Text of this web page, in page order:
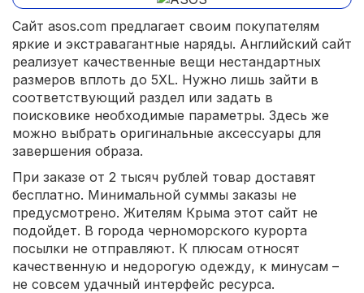
Сайт asos.com предлагает своим покупателям
яркие и экстравагантные наряды. Английский сайт
реализует качественные вещи нестандартных
размеров вплоть до 5XL. Нужно лишь зайти в
соответствующий раздел или задать в
поисковике необходимые параметры. Здесь же
можно выбрать оригинальные аксессуары для
завершения образа.
При заказе от 2 тысяч рублей товар доставят
бесплатно. Минимальной суммы заказы не
предусмотрено. Жителям Крыма этот сайт не
подойдет. В города черноморского курорта
посылки не отправляют. К плюсам относят
качественную и недорогую одежду, к минусам –
не совсем удачный интерфейс ресурса.